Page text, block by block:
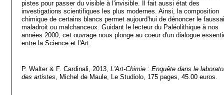
pistes pour passer du visible à l'invisible. Il fait aussi état des
investigations scientifiques les plus modernes. Ainsi, la composition
chimique de certains blancs permet aujourd'hui de dénoncer le
maladroit ou malchanceux. Guidant le lecteur du Paléolithique à nos
années 2000, cet ouvrage nous plonge au coeur d'un dialogue
entre la Science et l'Art.
P. Walter & F. Cardinali, 2013, L'Art-Chimie : Enquête dans le
des artistes
Michel de Maule, Le Studiolo, 175 pages, 45.00 euros.